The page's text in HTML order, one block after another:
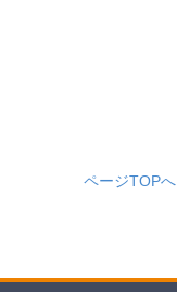
ページTOPへ